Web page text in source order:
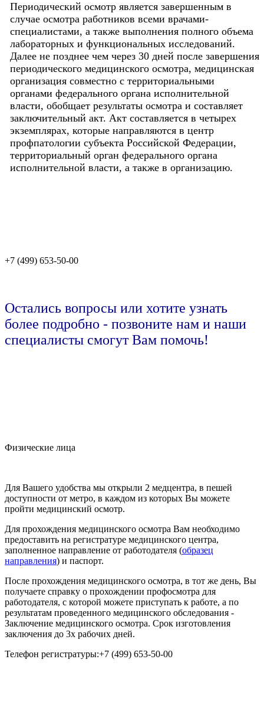
Периодический осмотр является завершенным в
случае осмотра работников всеми врачами-
специалистами, а также выполнения полного объема
лабораторных и функциональных исследований.
Далее не позднее чем через 30 дней после завершения
периодического медицинского осмотра, медицинская
организация совместно с территориальными
органами федерального органа исполнительной
власти, обобщает результаты осмотра и составляет
заключительный акт. Акт составляется в четырех
экземплярах, которые направляются в центр
профпатологии субъекта Российской Федерации,
территориальный орган федерального органа
исполнительной власти, а также в организацию.
+7 (499) 653-50-00
Остались вопросы или хотите узнать
более подробно - позвоните нам и наши
специалисты смогут Вам помочь!
Физические лица
Для Вашего удобства мы открыли 2 медцентра, в пешей
доступности от метро, в каждом из которых Вы можете
пройти медицинский осмотр.
Для прохождения медицинского осмотра Вам необходимо
предоставить на регистратуре медицинского центра,
заполненное направление от работодателя (образец
направления) и паспорт.
После прохождения медицинского осмотра, в тот же день, Вы
получаете справку о прохождении профосмотра для
работодателя, с которой можете приступать к работе, а по
результатам проведенного медицинского обследования -
Заключение медицинского осмотра. Срок изготовления
заключения до 3х рабочих дней.
Телефон регистратуры:+7 (499) 653-50-00